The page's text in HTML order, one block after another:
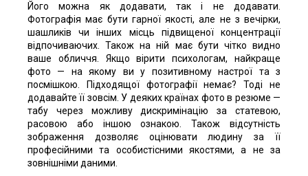
Його можна як додавати, так і не додавати.
Фотографія має бути гарної якості, але не з вечірки,
шашликів чи інших місць підвищеної концентрації
відпочиваючих. Також на ній має бути чітко видно
ваше обличчя. Якщо вірити психологам, найкраще
фото — на якому ви у позитивному настрої та з
посмішкою. Підходящої фотографії немає? Тоді не
додавайте її зовсім. У деяких країнах фото в резюме —
табу через можливу дискримінацію за статевою,
расовою або іншою ознакою. Також відсутність
зображення дозволяє оцінювати людину за її
професійними та особистісними якостями, а не за
зовнішніми даними.